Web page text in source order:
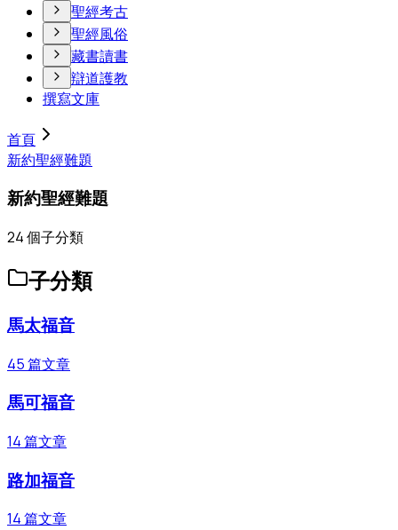
聖經考古
聖經風俗
藏書讀書
辯道護教
撰寫文庫
首頁
新約聖經難題
新約聖經難題
24個子分類
子分類
馬太福音
45篇文章
馬可福音
14篇文章
路加福音
14篇文章